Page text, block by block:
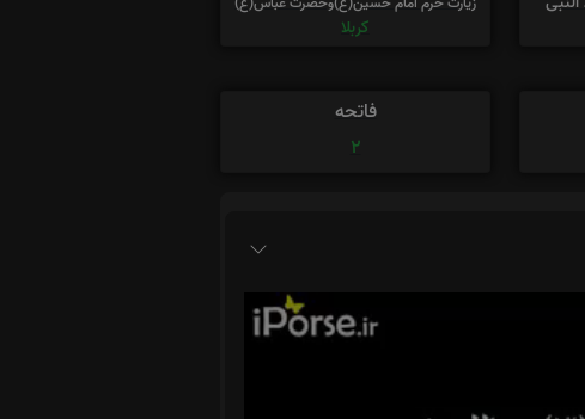
کربلا
فاتحه
2